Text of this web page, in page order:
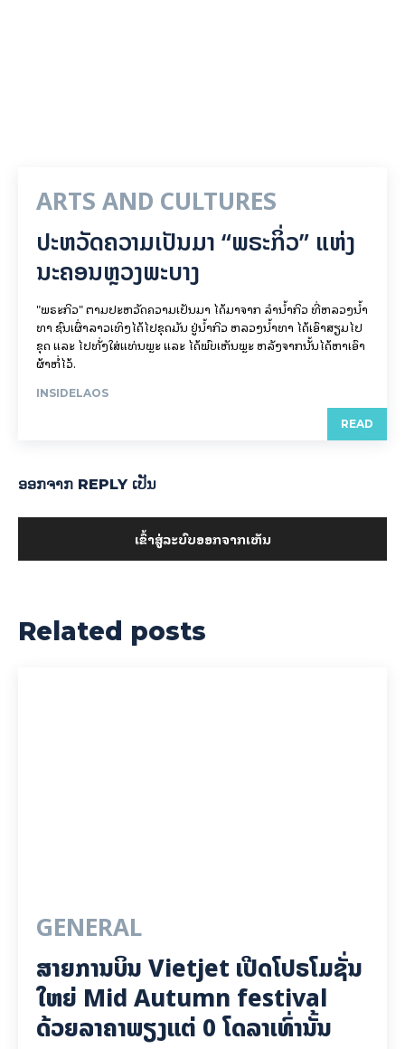
ARTS AND CULTURES
ປະຫວັດຄວາມເປັນມາ “ພຣະກິ່ວ” ແຫ່ງ
ນະຄອນຫຼວງພະບາງ
"ພຣະກິວ" ຕາມປະຫວັດຄວາມເປັນມາ ໄດ້ມາຈາກ ລຳນ້ຳກິວ ທີ່ຫລວງນ້ຳ
ທາ ຊົນເຜົ່າລາວເທິງໄດ້ໄປຂຸດມັນ ຢູ່ນ້ຳກິວ ຫລວງນ້ຳທາ ໄດ້ເອົາສຽມໄປ
ຂຸດ ແລະ ໄປທັ່ງໃສ່ແທ່ນພຼະ ແລະ ໄດ້ພົບເຫັນພຼະ ຫລັງຈາກນັ້ນໄດ້ຫາເອົາ
ຜ້າຫໍ່ໄວ້.
INSIDELAOS
READ
ອອກ​ຈາກ REPLY ເປັນ
ເຂົ້າ​ສູ່​ລະ​ບົບ​ອອກ​ຈາກ​ເຫັນ
Related posts
GENERAL
ສາຍການບິນ Vietjet ເປີດໂປຣໂມຊັ່ນ
ໃຫຍ່ Mid Autumn festival
ດ້ວຍລາຄາພຽງແຕ່ 0 ໂດລາເທົ່ານັ້ນ